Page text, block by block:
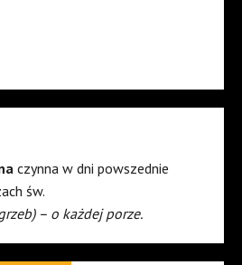
czynna w dni powszednie
św.
– o każdej porze.